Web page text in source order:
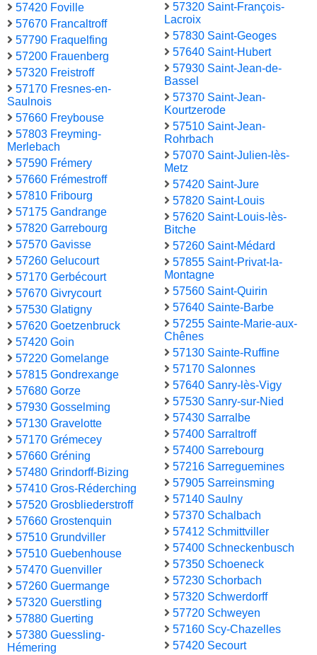
57420 Foville
57670 Francaltroff
57790 Fraquelfing
57200 Frauenberg
57320 Freistroff
57170 Fresnes-en-
Saulnois
57660 Freybouse
57803 Freyming-
Merlebach
57590 Frémery
57660 Frémestroff
57810 Fribourg
57175 Gandrange
57820 Garrebourg
57570 Gavisse
57260 Gelucourt
57170 Gerbécourt
57670 Givrycourt
57530 Glatigny
57620 Goetzenbruck
57420 Goin
57220 Gomelange
57815 Gondrexange
57680 Gorze
57930 Gosselming
57130 Gravelotte
57170 Grémecey
57660 Gréning
57480 Grindorff-Bizing
57410 Gros-Réderching
57520 Grosbliederstroff
57660 Grostenquin
57510 Grundviller
57510 Guebenhouse
57470 Guenviller
57260 Guermange
57320 Guerstling
57880 Guerting
57380 Guessling-
Hémering
57320 Saint-François-
Lacroix
57830 Saint-Geoges
57640 Saint-Hubert
57930 Saint-Jean-de-
Bassel
57370 Saint-Jean-
Kourtzerode
57510 Saint-Jean-
Rohrbach
57070 Saint-Julien-lès-
Metz
57420 Saint-Jure
57820 Saint-Louis
57620 Saint-Louis-lès-
Bitche
57260 Saint-Médard
57855 Saint-Privat-la-
Montagne
57560 Saint-Quirin
57640 Sainte-Barbe
57255 Sainte-Marie-aux-
Chênes
57130 Sainte-Ruffine
57170 Salonnes
57640 Sanry-lès-Vigy
57530 Sanry-sur-Nied
57430 Sarralbe
57400 Sarraltroff
57400 Sarrebourg
57216 Sarreguemines
57905 Sarreinsming
57140 Saulny
57370 Schalbach
57412 Schmittviller
57400 Schneckenbusch
57350 Schoeneck
57230 Schorbach
57320 Schwerdorff
57720 Schweyen
57160 Scy-Chazelles
57420 Secourt